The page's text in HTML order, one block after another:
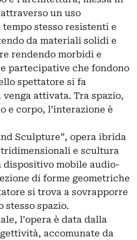
un uso
stesso resistenti e
da materiali solidi e
rendendo morbidi e
partecipative che fondono
spettatore si fa
attivata. Tra spazio,
e corpo, l’interazione è
Sculpture”, opera ibrida
e scultura
mobile audio-
di forme geometriche
si trova a sovrapporre
stesso spazio.
l’opera è data dalla
accomunate da